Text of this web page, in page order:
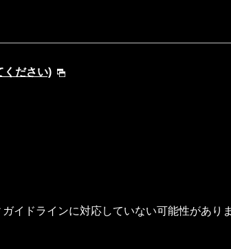
ください)
イドラインに対応していない可能性がありま